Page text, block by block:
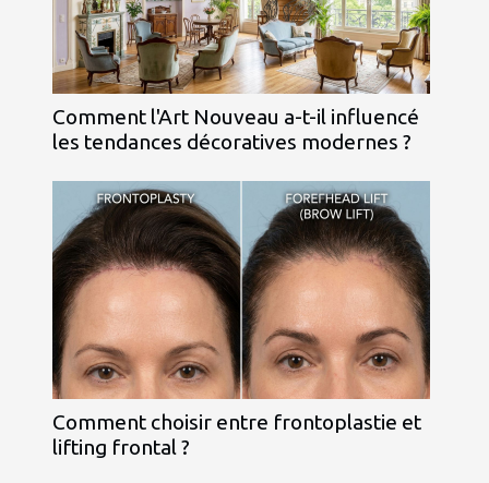
Comment l'Art Nouveau a-t-il influencé
les tendances décoratives modernes ?
Comment choisir entre frontoplastie et
lifting frontal ?